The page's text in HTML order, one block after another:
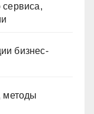
сервиса,
бизнес-
методы